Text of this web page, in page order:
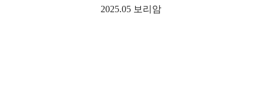
2025.05 보리암